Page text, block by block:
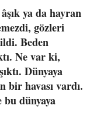
ya da hayran
gözleri
Beden
Ne var ki,
Dünyaya
bir havası vardı.
dünyaya